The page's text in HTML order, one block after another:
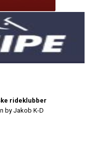
rideklubber
by Jakob K-D